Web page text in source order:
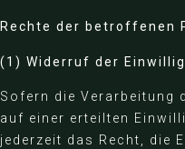
Rechte der betroffenen
(1) Widerruf der
Sofern die Verarbeitung
auf einer erteilten
jederzeit das Recht, die